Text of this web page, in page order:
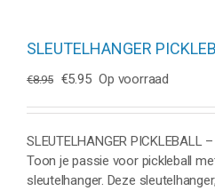
SLEUTELHANGER
€8.95
Oorspronkelijke
was:
€8.95.
€5.95Huidige
is:
€5.95.
Op voorraad
SLEUTELHANGER PICKLEBALL
Toon je passie voor pickleball
sleutelhanger. Deze